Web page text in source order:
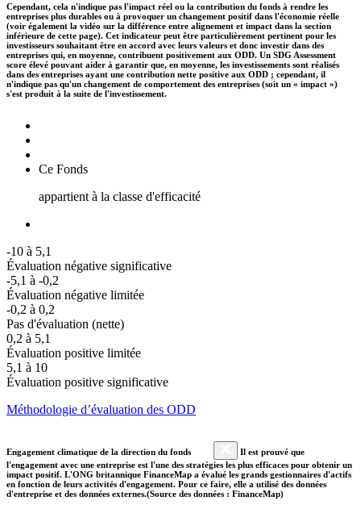
Cependant, cela n'indique pas l'impact réel ou la contribution du fonds à rendre les
entreprises plus durables ou à provoquer un changement positif dans l'économie réelle
(voir également la vidéo sur la différence entre alignement et impact dans la section
inférieure de cette page). Cet indicateur peut être particulièrement pertinent pour les
investisseurs souhaitant être en accord avec leurs valeurs et donc investir dans des
entreprises qui, en moyenne, contribuent positivement aux ODD. Un SDG Assessment
score élevé pouvant aider à garantir que, en moyenne, les investissements sont réalisés
dans des entreprises ayant une contribution nette positive aux ODD ; cependant, il
n'indique pas qu'un changement de comportement des entreprises (soit un « impact »)
s'est produit à la suite de l'investissement.
Ce Fonds
appartient à la classe d'efficacité
-10 à 5,1
Évaluation négative significative
-5,1 à -0,2
Évaluation négative limitée
-0,2 à 0,2
Pas d'évaluation (nette)
0,2 à 5,1
Évaluation positive limitée
5,1 à 10
Évaluation positive significative
Méthodologie d’évaluation des ODD
Engagement climatique de la direction du fonds
Il est prouvé que
l'engagement avec une entreprise est l'une des stratégies les plus efficaces pour obtenir un
impact positif. L'ONG britannique FinanceMap a évalué les grands gestionnaires d'actifs
en fonction de leurs activités d'engagement. Pour ce faire, elle a utilisé des données
d'entreprise et des données externes.(Source des données : FinanceMap)